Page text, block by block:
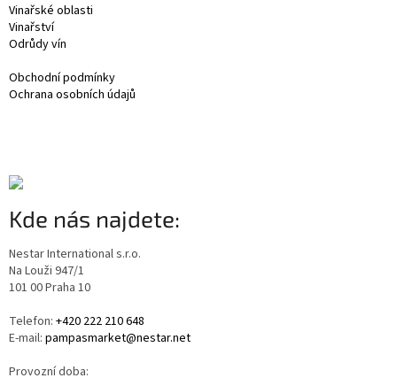
Vinařské oblasti
Vinařství
Odrůdy vín
Obchodní podmínky
Ochrana osobních údajů
Kde nás najdete:
Nestar International s.r.o.
Na Louži 947/1
101 00 Praha 10
Telefon: +420 222 210 648
E-mail: pampasmarket@nestar.net
Provozní doba: